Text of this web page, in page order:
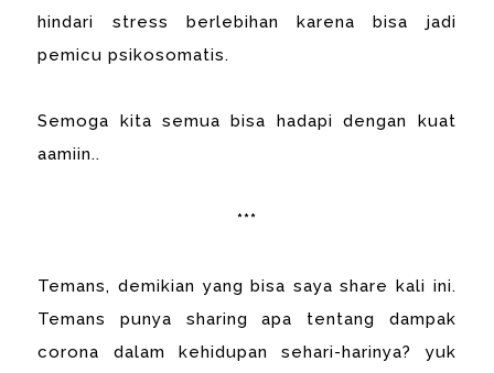
hindari stress berlebihan karena bisa jadi
pemicu psikosomatis.
Semoga kita semua bisa hadapi dengan kuat
aamiin..
***
Temans, demikian yang bisa saya share kali ini.
Temans punya sharing apa tentang dampak
corona dalam kehidupan sehari-harinya? yuk